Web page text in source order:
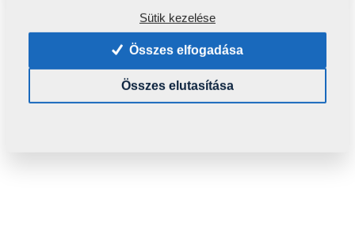
Nem találta meg a keresett fájlt? Írjon
nekünk.
Megpróbáljuk megkeresni...
Sütik kezelése
Összes elfogadása
Összes elutasítása